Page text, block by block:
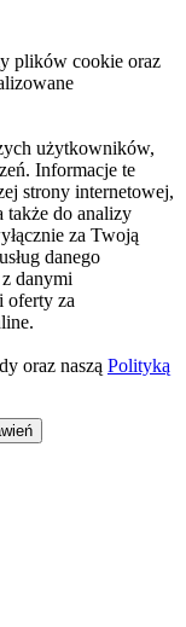
plików cookie oraz
użytkowników,
Informacje te
strony internetowej,
także do analizy
za Twoją
danego
danymi
oferty za
oraz naszą Polityką